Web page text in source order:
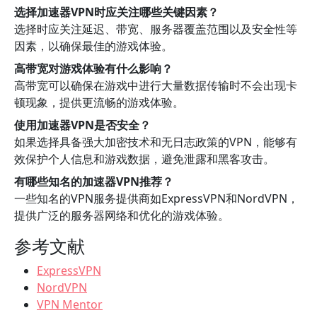
选择加速器VPN时应关注哪些关键因素？
选择时应关注延迟、带宽、服务器覆盖范围以及安全性等
因素，以确保最佳的游戏体验。
高带宽对游戏体验有什么影响？
高带宽可以确保在游戏中进行大量数据传输时不会出现卡
顿现象，提供更流畅的游戏体验。
使用加速器VPN是否安全？
如果选择具备强大加密技术和无日志政策的VPN，能够有
效保护个人信息和游戏数据，避免泄露和黑客攻击。
有哪些知名的加速器VPN推荐？
一些知名的VPN服务提供商如ExpressVPN和NordVPN，
提供广泛的服务器网络和优化的游戏体验。
参考文献
ExpressVPN
NordVPN
VPN Mentor